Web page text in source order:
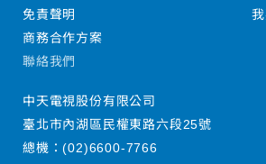
免責聲明
商務合作方案
聯絡我們
中天電視股份有限公司
臺北市內湖區民權東路六段25號
總機：(02)6600-7766